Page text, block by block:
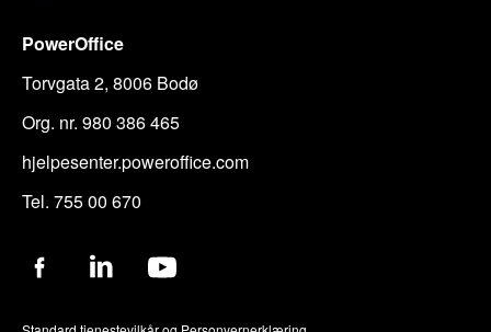
PowerOffice
Torvgata 2, 8006 Bodø
Org. nr. 980 386 465
hjelpesenter.poweroffice.com
Tel. 755 00 670